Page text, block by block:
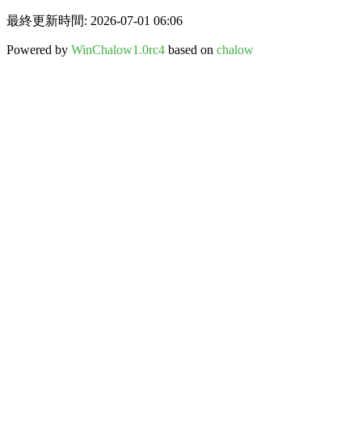
最終更新時間: 2026-07-01 06:06
Powered by WinChalow1.0rc4 based on chalow